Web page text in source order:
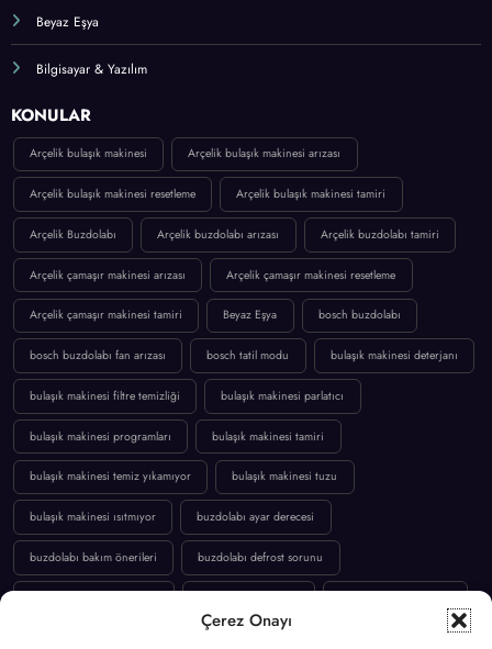
Çerez Onayı
Beyaz Eşya
Bilgisayar & Yazılım
KONULAR
Arçelik bulaşık makinesi Arçelik bulaşık makinesi arızası
Arçelik bulaşık makinesi resetleme Arçelik bulaşık makinesi tamiri
Arçelik Buzdolabı Arçelik buzdolabı arızası Arçelik buzdolabı tamiri
Arçelik çamaşır makinesi arızası Arçelik çamaşır makinesi resetleme
Arçelik çamaşır makinesi tamiri Beyaz Eşya bosch buzdolabı
bosch buzdolabı fan arızası bosch tatil modu bulaşık makinesi deterjanı
bulaşık makinesi filtre temizliği bulaşık makinesi parlatıcı
bulaşık makinesi programları bulaşık makinesi tamiri
bulaşık makinesi temiz yıkamıyor bulaşık makinesi tuzu
bulaşık makinesi ısıtmıyor buzdolabı ayar derecesi
buzdolabı bakım önerileri buzdolabı defrost sorunu